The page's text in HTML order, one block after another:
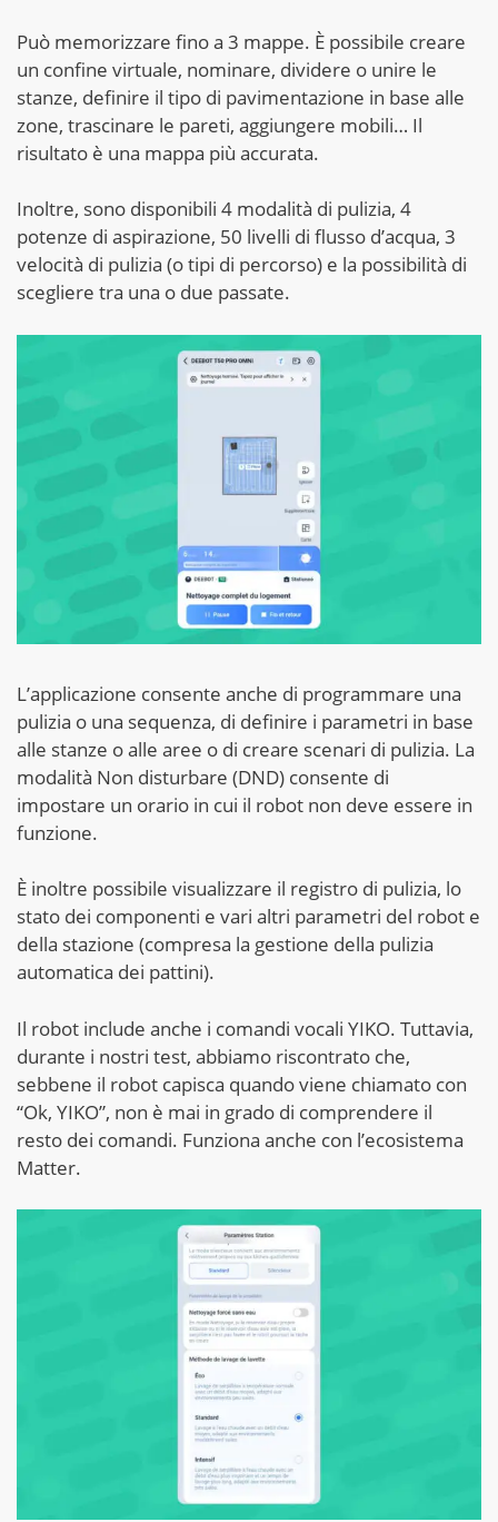
Può memorizzare fino a 3 mappe. È possibile creare
un confine virtuale, nominare, dividere o unire le
stanze, definire il tipo di pavimentazione in base alle
zone, trascinare le pareti, aggiungere mobili… Il
risultato è una mappa più accurata.
Inoltre, sono disponibili 4 modalità di pulizia, 4
potenze di aspirazione, 50 livelli di flusso d’acqua, 3
velocità di pulizia (o tipi di percorso) e la possibilità di
scegliere tra una o due passate.
L’applicazione consente anche di programmare una
pulizia o una sequenza, di definire i parametri in base
alle stanze o alle aree o di creare scenari di pulizia. La
modalità Non disturbare (DND) consente di
impostare un orario in cui il robot non deve essere in
funzione.
È inoltre possibile visualizzare il registro di pulizia, lo
stato dei componenti e vari altri parametri del robot e
della stazione (compresa la gestione della pulizia
automatica dei pattini).
Il robot include anche i comandi vocali YIKO. Tuttavia,
durante i nostri test, abbiamo riscontrato che,
sebbene il robot capisca quando viene chiamato con
“Ok, YIKO”, non è mai in grado di comprendere il
resto dei comandi. Funziona anche con l’ecosistema
Matter.